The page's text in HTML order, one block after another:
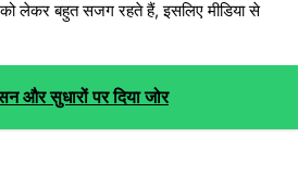
को लेकर बहुत सजग रहते हैं, इसलिए मीडिया से
और सुधारों पर दिया जोर